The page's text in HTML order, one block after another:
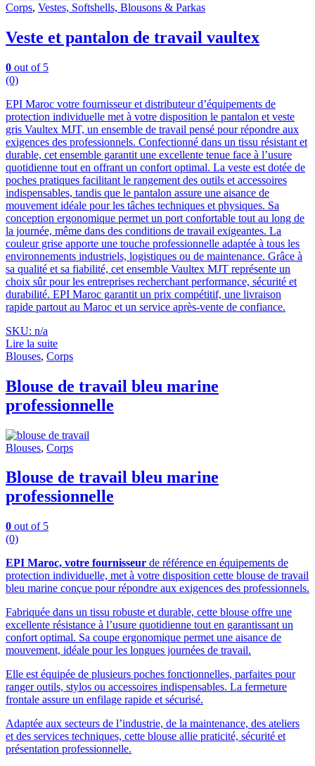
Corps, Vestes, Softshells, Blousons & Parkas
Veste et pantalon de travail vaultex
0 out of 5
(0)
EPI Maroc votre fournisseur et distributeur d’équipements de
protection individuelle met à votre disposition le pantalon et veste
gris Vaultex MJT, un ensemble de travail pensé pour répondre aux
exigences des professionnels. Confectionné dans un tissu résistant et
durable, cet ensemble garantit une excellente tenue face à l’usure
quotidienne tout en offrant un confort optimal. La veste est dotée de
poches pratiques facilitant le rangement des outils et accessoires
indispensables, tandis que le pantalon assure une aisance de
mouvement idéale pour les tâches techniques et physiques. Sa
conception ergonomique permet un port confortable tout au long de
la journée, même dans des conditions de travail exigeantes. La
couleur grise apporte une touche professionnelle adaptée à tous les
environnements industriels, logistiques ou de maintenance. Grâce à
sa qualité et sa fiabilité, cet ensemble Vaultex MJT représente un
choix sûr pour les entreprises recherchant performance, sécurité et
durabilité. EPI Maroc garantit un prix compétitif, une livraison
rapide partout au Maroc et un service après-vente de confiance.
SKU: n/a
Lire la suite
Blouses, Corps
Blouse de travail bleu marine
professionnelle
Blouses, Corps
Blouse de travail bleu marine
professionnelle
0 out of 5
(0)
EPI Maroc, votre fournisseur de référence en équipements de
protection individuelle, met à votre disposition cette blouse de travail
bleu marine conçue pour répondre aux exigences des professionnels.
Fabriquée dans un tissu robuste et durable, cette blouse offre une
excellente résistance à l’usure quotidienne tout en garantissant un
confort optimal. Sa coupe ergonomique permet une aisance de
mouvement, idéale pour les longues journées de travail.
Elle est équipée de plusieurs poches fonctionnelles, parfaites pour
ranger outils, stylos ou accessoires indispensables. La fermeture
frontale assure un enfilage rapide et sécurisé.
Adaptée aux secteurs de l’industrie, de la maintenance, des ateliers
et des services techniques, cette blouse allie praticité, sécurité et
présentation professionnelle.